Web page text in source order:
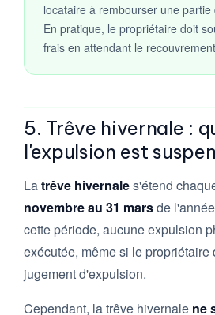
locataire à rembourser une
En pratique, le propriétaire doit
frais en attendant le
5. Trêve hivernale :
l'expulsion est
Latrêve hivernales'étend
novembre au 31 marsde
cette période, aucune expulsion
exécutée, même si le propriétaire
jugement d'expulsion.
Cependant, la trêve hivernale ne